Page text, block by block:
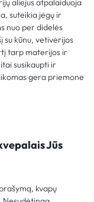
aliejus atpalaiduoja
suteikia jėgų ir
nuo per didelės
su kūnu, vetiverijos
tarp materijos ir
susikaupti ir
gera priemone
Jūs
kvapų